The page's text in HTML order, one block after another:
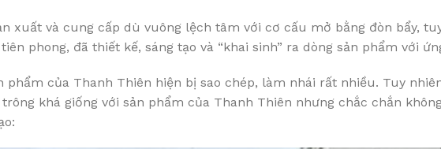
xuất và cung cấp dù vuông lệch tâm với cơ cấu mở bằng đòn bẩy,
phong, đã thiết kế, sáng tạo và “khai sinh” ra dòng sản phẩm với
của Thanh Thiên hiện bị sao chép, làm nhái rất nhiều. Tuy
khá giống với sản phẩm của Thanh Thiên nhưng chắc chắn